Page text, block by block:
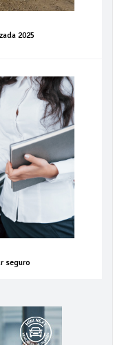
2025
seguro